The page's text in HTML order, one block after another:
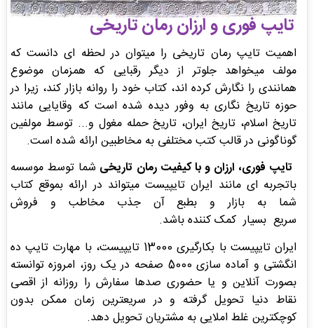
تایپ فوری و ارزان رمان تاریخی
اهمیت تایپ رمان تاریخی را میتوان در لحظه ای دانست که
مولف میخواهد جلوتر از دیگر رقبایی که همزمان موضوع
همانندی را نگارش کرده اند، کتاب خود را روانه بازار کند، زیرا در
حوزه تاریخ نگاری به وفور دیده شده است که وقایایی مانند
تاریخ اسلام، تاریخ ایران، تاریخ حمله مغول و... توسط مولفین
گوناگونی در قالب کتب مختلفی به مخاطبین ارائه شده است.
تایپ فوری، ارزان و با کیفیت رمان تاریخی شما توسط موسسه
باتجربه ای مانند ایران تایپیست میتواند در ارائه بموقع کتاب
شما به بازار و بطبع آن جذب مخاطب و فروش
سریع بسیار کمک کننده باشد.
ایران تایپیست با بکارگیری 13000 تایپیست، با مهارت تایپ ده
انگشتی و آماده سازی 5000 صفحه در یک روز، امروزه توانسته
بصورت آنلاین و یا حضوری صدها سفارش را روزانه از اقصی
نقاط دنیا تحویل گرفته و در سریعترین زمان ممکن بدون
کوچکترین غلط املایی به مشتریان تحویل دهد.